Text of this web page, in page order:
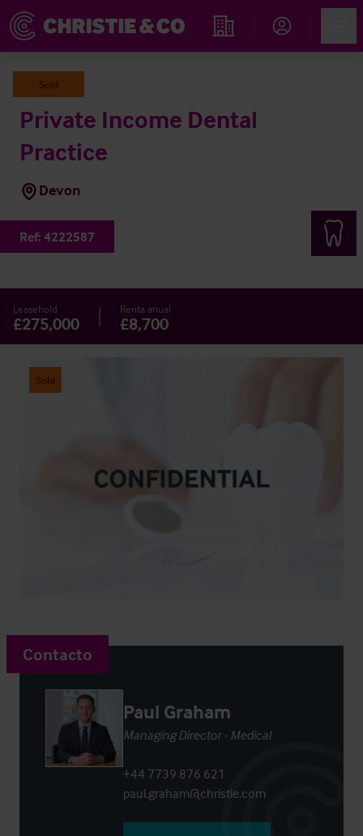
Propiedades
Sold
Private Income Dental
Practice
Devon
Ref: 4222587
Leasehold
£275,000
Renta anual
£8,700
Sold
Contacto
Paul Graham
Managing Director - Medical
+44 7739 876 621
paul.graham@christie.com